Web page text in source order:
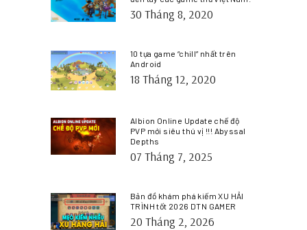
30 Tháng 8, 2020
10 tựa game “chill” nhất trên
Android
18 Tháng 12, 2020
Albion Online Update chế độ
PVP mới siêu thú vị !!! Abyssal
Depths
07 Tháng 7, 2025
Bản đồ khám phá kiếm XU HẢI
TRÌNH tốt 2026 DTN GAMER
20 Tháng 2, 2026